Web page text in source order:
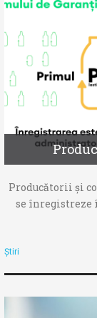
Producătorii și
se înregistreze
Știri